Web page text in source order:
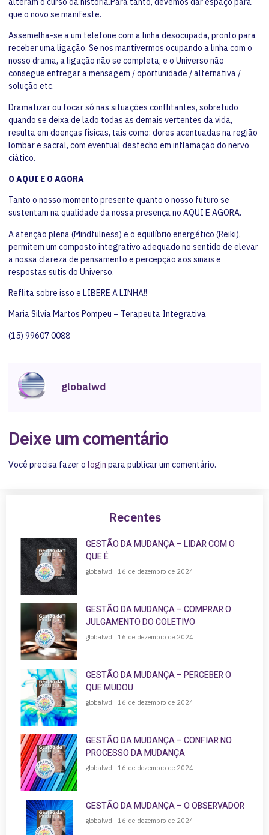
que o novo se manifeste.
Assemelha-se a um telefone com a linha desocupada, pronto para
receber uma ligação. Se nos mantivermos ocupando a linha com o
nosso drama, a ligação não se completa, e o Universo não
consegue entregar a mensagem / oportunidade / alternativa /
solução etc.
Dramatizar ou focar só nas situações conflitantes, sobretudo
quando se deixa de lado todas as demais vertentes da vida,
resulta em doenças físicas, tais como: dores acentuadas na região
lombar e sacral, com eventual desfecho em inflamação do nervo
ciático.
O AQUI E O AGORA
Tanto o nosso momento presente quanto o nosso futuro se
sustentam na qualidade da nossa presença no AQUI E AGORA.
A atenção plena (Mindfulness) e o equilíbrio energético (Reiki),
permitem um composto integrativo adequado no sentido de elevar
a nossa clareza de pensamento e percepção aos sinais e
respostas sutis do Universo.
Reflita sobre isso e LIBERE A LINHA!!
Maria Silvia Martos Pompeu – Terapeuta Integrativa
(15) 99607 0088
globalwd
Deixe um comentário
Você precisa fazer o login para publicar um comentário.
Recentes
GESTÃO DA MUDANÇA – LIDAR COM O
QUE É
globalwd 16 de dezembro de 2024
GESTÃO DA MUDANÇA – COMPRAR O
JULGAMENTO DO COLETIVO
globalwd 16 de dezembro de 2024
GESTÃO DA MUDANÇA – PERCEBER O
QUE MUDOU
globalwd 16 de dezembro de 2024
GESTÃO DA MUDANÇA – CONFIAR NO
PROCESSO DA MUDANÇA
globalwd 16 de dezembro de 2024
GESTÃO DA MUDANÇA – O OBSERVADOR
globalwd 16 de dezembro de 2024